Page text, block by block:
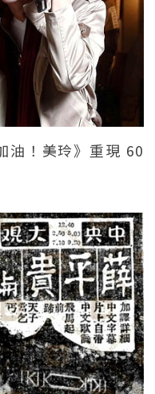
油！美玲》重現 60